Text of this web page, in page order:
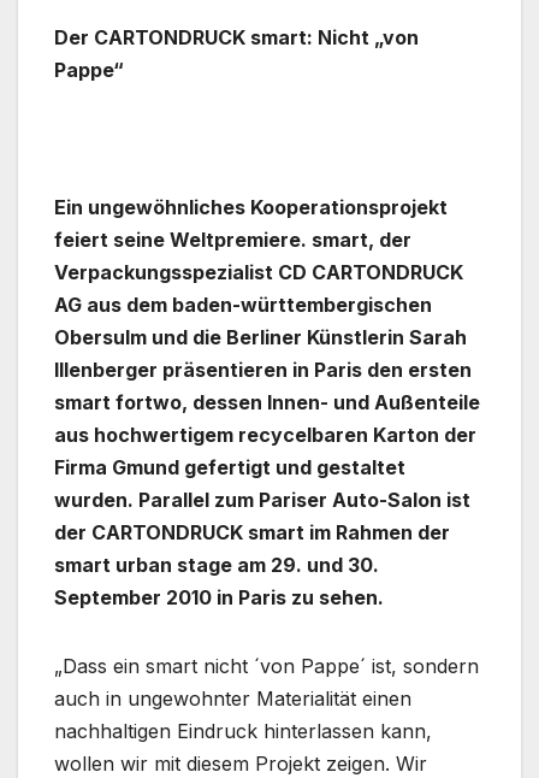
Der CARTONDRUCK smart: Nicht „von
Pappe“
Ein ungewöhnliches Kooperationsprojekt
feiert seine Weltpremiere. smart, der
Verpackungsspezialist CD CARTONDRUCK
AG aus dem baden-württembergischen
Obersulm und die Berliner Künstlerin Sarah
Illenberger präsentieren in Paris den ersten
smart fortwo, dessen Innen- und Außenteile
aus hochwertigem recycelbaren Karton der
Firma Gmund gefertigt und gestaltet
wurden. Parallel zum Pariser Auto-Salon ist
der CARTONDRUCK smart im Rahmen der
smart urban stage am 29. und 30.
September 2010 in Paris zu sehen.
„Dass ein smart nicht ´von Pappe´ ist, sondern
auch in ungewohnter Materialität einen
nachhaltigen Eindruck hinterlassen kann,
wollen wir mit diesem Projekt zeigen. Wir